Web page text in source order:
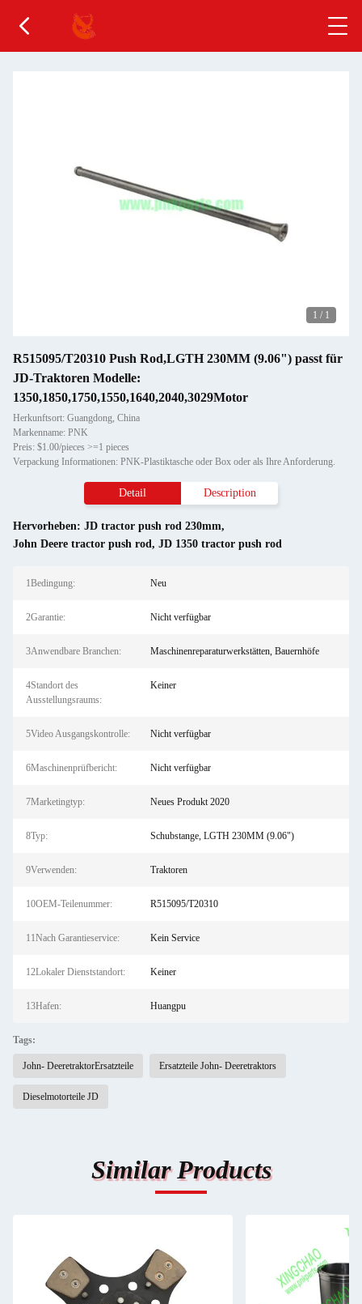
1 / 1
R515095/T20310 Push Rod,LGTH 230MM (9.06") passt für
JD-Traktoren Modelle:
1350,1850,1750,1550,1640,2040,3029Motor
Herkunftsort: Guangdong, China
Markenname: PNK
Preis: $1.00/pieces >=1 pieces
Verpackung Informationen: PNK-Plastiktasche oder Box oder als Ihre Anforderung.
Detail Description
Hervorheben: JD tractor push rod 230mm,
John Deere tractor push rod, JD 1350 tractor push rod
1Bedingung: Neu
2Garantie: Nicht verfügbar
3Anwendbare Branchen: Maschinenreparaturwerkstätten, Bauernhöfe
4Standort des
Ausstellungsraums:
Keiner
5Video Ausgangskontrolle: Nicht verfügbar
6Maschinenprüfbericht: Nicht verfügbar
7Marketingtyp: Neues Produkt 2020
8Typ: Schubstange, LGTH 230MM (9.06")
9Verwenden: Traktoren
10OEM-Teilenummer: R515095/T20310
11Nach Garantieservice: Kein Service
12Lokaler Dienststandort: Keiner
13Hafen: Huangpu
Tags:
John- DeeretraktorErsatzteile Ersatzteile John- Deeretraktors
Dieselmotorteile JD
Similar Products